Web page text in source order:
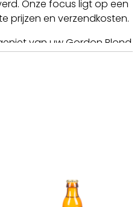
Onze focus ligt op een
prijzen en verzendkosten.
van uw Gordon Blond